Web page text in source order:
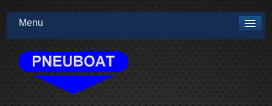
Menu